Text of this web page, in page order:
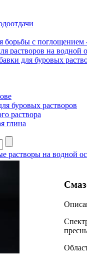
борьбы с поглощением
растворов на водной
для буровых
буровых растворов
раствора
глина
растворы на водной